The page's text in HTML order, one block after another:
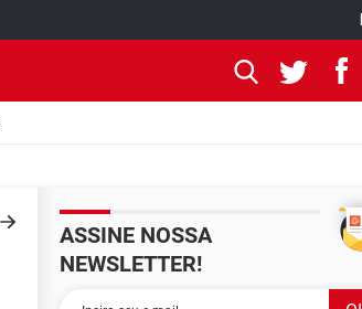
ASSINE NOSSA
NEWSLETTER!